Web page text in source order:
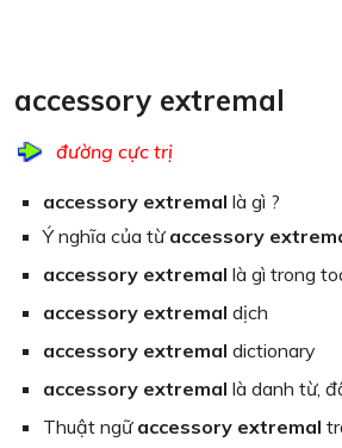
accessory extremal
đường cực trị
accessory extremal là gì ?
Ý nghĩa của từ accessory
accessory extremal là gì trong
accessory extremal dịch
accessory extremal dictionary
accessory extremal là danh từ,
Thuật ngữ accessory extremal